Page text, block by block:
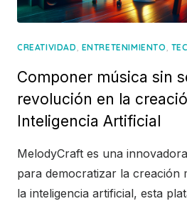
CREATIVIDAD, ENTRETENIMIENTO,
Componer música sin
revolución en la
Inteligencia Artificial
MelodyCraft es una
para democratizar la creación
la inteligencia artificial, esta